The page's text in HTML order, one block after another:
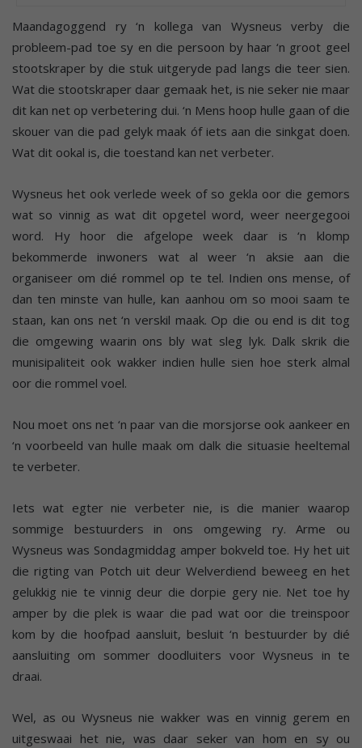
Maandagoggend ry ‘n kollega van Wysneus verby die
probleem-pad toe sy en die persoon by haar ‘n groot geel
stootskraper by die stuk uitgeryde pad langs die teer sien.
Wat die stootskraper daar gemaak het, is nie seker nie maar
dit kan net op verbetering dui. ‘n Mens hoop hulle gaan of die
skouer van die pad gelyk maak óf iets aan die sinkgat doen.
Wat dit ookal is, die toestand kan net verbeter.
Wysneus het ook verlede week of so gekla oor die gemors
wat so vinnig as wat dit opgetel word, weer neergegooi
word. Hy hoor die afgelope week daar is ‘n klomp
bekommerde inwoners wat al weer ‘n aksie aan die
organiseer om dié rommel op te tel. Indien ons mense, of
dan ten minste van hulle, kan aanhou om so mooi saam te
staan, kan ons net ‘n verskil maak. Op die ou end is dit tog
die omgewing waarin ons bly wat sleg lyk. Dalk skrik die
munisipaliteit ook wakker indien hulle sien hoe sterk almal
oor die rommel voel.
Nou moet ons net ‘n paar van die morsjorse ook aankeer en
‘n voorbeeld van hulle maak om dalk die situasie heeltemal
te verbeter.
Iets wat egter nie verbeter nie, is die manier waarop
sommige bestuurders in ons omgewing ry. Arme ou
Wysneus was Sondagmiddag amper bokveld toe. Hy het uit
die rigting van Potch uit deur Welverdiend beweeg en het
gelukkig nie te vinnig deur die dorpie gery nie. Net toe hy
amper by die plek is waar die pad wat oor die treinspoor
kom by die hoofpad aansluit, besluit ‘n bestuurder by dié
aansluiting om sommer doodluiters voor Wysneus in te
draai.
Wel, as ou Wysneus nie wakker was en vinnig gerem en
uitgeswaai het nie, was daar seker van hom en sy ou